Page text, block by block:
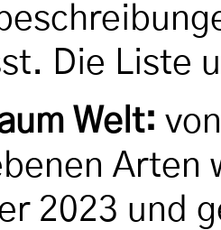
Die Liste
Welt:
Arten
2023 und